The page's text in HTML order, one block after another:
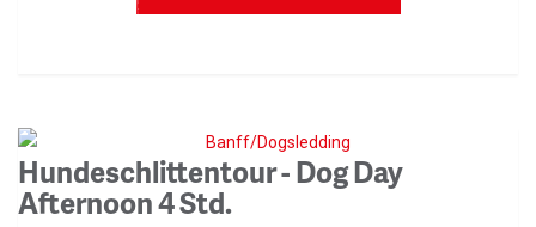
Hundeschlittentour - Dog Day
Afternoon 4 Std.